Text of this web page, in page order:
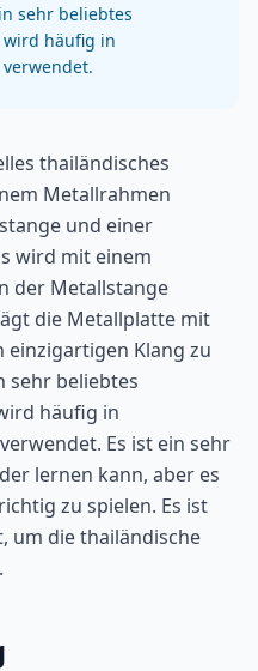
sehr beliebtes
häufig in
thailändisches
Metallrahmen
und einer
wird mit einem
der Metallstange
die Metallplatte mit
einzigartigen Klang zu
sehr beliebtes
häufig in
Es ist ein sehr
lernen kann, aber es
zu spielen. Es ist
um die thailändische